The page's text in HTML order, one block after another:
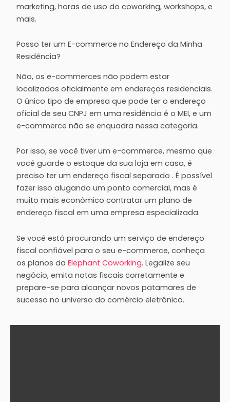
marketing, horas de uso do coworking, workshops, e
mais.
Posso ter um E-commerce no Endereço da Minha
Residência?
Não, os e-commerces não podem estar
localizados oficialmente em endereços residenciais.
O único tipo de empresa que pode ter o endereço
oficial de seu CNPJ em uma residência é o MEI, e um
e-commerce não se enquadra nessa categoria.
Por isso, se você tiver um e-commerce, mesmo que
você guarde o estoque da sua loja em casa, é
preciso ter um endereço fiscal separado . É possível
fazer isso alugando um ponto comercial, mas é
muito mais econômico contratar um plano de
endereço fiscal em uma empresa especializada.
Se você está procurando um serviço de endereço
fiscal confiável para o seu e-commerce, conheça
os planos da Elephant Coworking. Legalize seu
negócio, emita notas fiscais corretamente e
prepare-se para alcançar novos patamares de
sucesso no universo do comércio eletrônico.